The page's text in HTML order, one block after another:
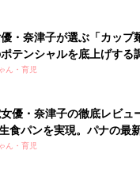
・奈津子が選ぶ「カップ
テンシャルを底上げする
ん・育児
女優・奈津子の徹底レビ
食パンを実現。パナの最
救世主だった
ん・育児